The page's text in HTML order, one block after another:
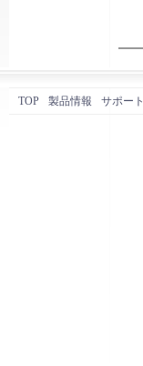
TOP 製品情報 サポート